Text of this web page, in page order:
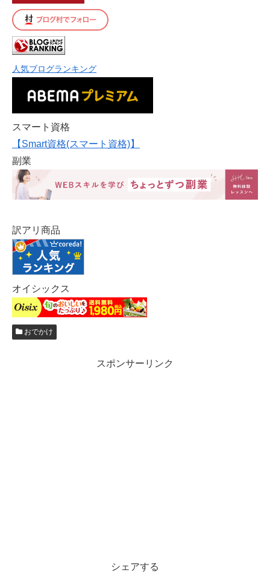
人気ブログランキング
スマート資格
【Smart資格(スマート資格)】
副業
訳アリ商品
オイシックス
おでかけ
スポンサーリンク
シェアする